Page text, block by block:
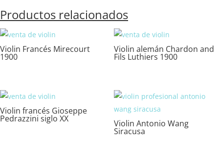
Productos relacionados
Violin Francés Mirecourt
1900
Violin alemán Chardon and
Fils Luthiers 1900
Violin francés Gioseppe
Pedrazzini siglo XX Violin Antonio Wang
Siracusa